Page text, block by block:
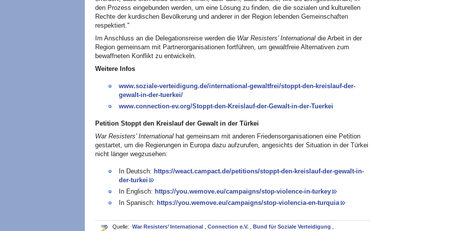
den Prozess eingebunden werden, um eine Lösung zu finden, die die sozialen und kulturellen
Rechte der kurdischen Bevölkerung und anderer in der Region lebenden Gemeinschaften
respektiert."
Im Anschluss an die Delegationsreise werden die War Resisters’ International die Arbeit in der
Region gemeinsam mit Partnerorganisationen fortführen, um gewaltfreie Alternativen zum
bewaffneten Konflikt zu entwickeln.
Weitere Infos
www.soziale-verteidigung.de/international-gewaltfrei/stoppt-den-kreislauf-der-
gewalt-in-der-tuerkei/
www.connection-ev.org/Stoppt-den-Kreislauf-der-Gewalt-in-der-Tuerkei
Petition Stoppt den Kreislauf der Gewalt in der Türkei
War Resisters’ International hat gemeinsam mit anderen Friedensorganisationen eine Petition
gestartet, um die Regierungen in Europa dazu aufzurufen, angesichts der Situation in der Türkei
nicht länger wegzusehen:
In Deutsch: https://weact.campact.de/petitions/stoppt-den-kreislauf-der-gewalt-in-
der-turkei
In Englisch: https://you.wemove.eu/campaigns/stop-violence-in-turkey
In Spanisch: https://you.wemove.eu/campaigns/stop-violencia-en-turquia
Quelle: War Resisters’ International Connection e.V. Bund für Soziale Verteidigung